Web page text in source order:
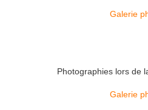
Galerie
Photographies lors de
Galerie